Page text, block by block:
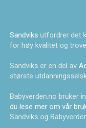
Sandviks utfordrer det
for høy kvalitet og
Sandviks er en del av
største
Babyverden.no bruker
du lese mer om vår
Sandviks og